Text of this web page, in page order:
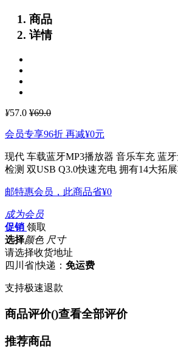
商品
详情
¥57.0 ¥69.0
会员专享96折 再减¥0元
现代 车载蓝牙MP3播放器 音乐车充 蓝
检测 双USB Q3.0快速充电 拥有14大拓
邮特惠会员，此商品省¥0
成为会员
促销 领取
选择颜色 尺寸
请选择收货地址
四川省|快递： 免运费
支持极速退款
商品评价()查看全部评价
推荐商品